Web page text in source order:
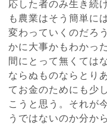
応した者のみ生き続
も農業はそう簡単に
変わっていくのだろ
かに大事かもわかっ
間にとって無くては
ならぬものならとり
てお金のためにも少
こうと思う。それが
うではないのか分か